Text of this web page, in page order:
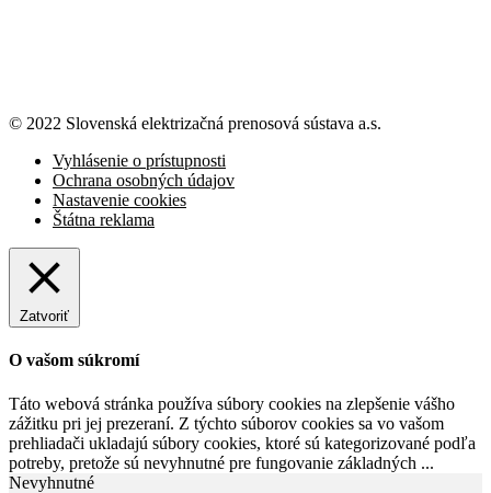
© 2022 Slovenská elektrizačná prenosová sústava a.s.
Vyhlásenie o prístupnosti
Ochrana osobných údajov
Nastavenie cookies
Štátna reklama
Zatvoriť
O vašom súkromí
Táto webová stránka používa súbory cookies na zlepšenie vášho
zážitku pri jej prezeraní. Z týchto súborov cookies sa vo vašom
prehliadači ukladajú súbory cookies, ktoré sú kategorizované podľa
potreby, pretože sú nevyhnutné pre fungovanie základných ...
Nevyhnutné